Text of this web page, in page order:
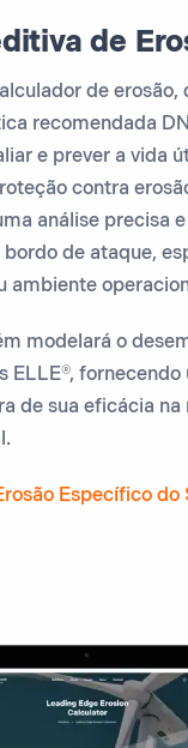
de
de erosão,
recomendada
e prever a vida
contra
análise precisa
bordo de ataque,
ambiente
modelará o
ELLE®, fornecendo
de sua eficácia
Específico do